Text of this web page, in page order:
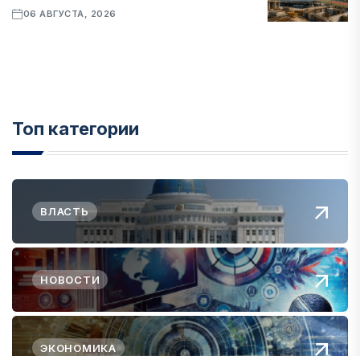
06 АВГУСТА, 2026
Топ категории
ВЛАСТЬ
НОВОСТИ
ЭКОНОМИКА